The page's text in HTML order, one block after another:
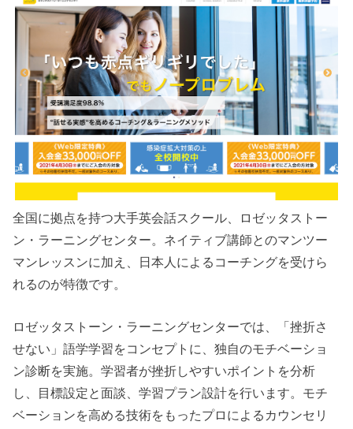
全国に拠点を持つ大手英会話スクール、ロゼッタストー
ン・ラーニングセンター。ネイティブ講師とのマンツー
マンレッスンに加え、日本人によるコーチングを受けら
れるのが特徴です。
ロゼッタストーン・ラーニングセンターでは、「挫折さ
せない」語学学習をコンセプトに、独自のモチベーショ
ン診断を実施。学習者が挫折しやすいポイントを分析
し、目標設定と面談、学習プラン設計を行います。モチ
ベーションを高める技術をもったプロによるカウンセリ